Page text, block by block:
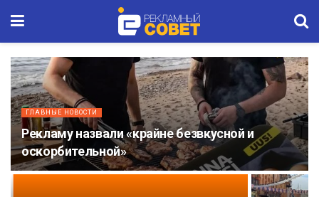
ГЛАВНЫЕ НОВОСТИ
Рекламу назвали «крайне безвкусной и
оскорбительной»